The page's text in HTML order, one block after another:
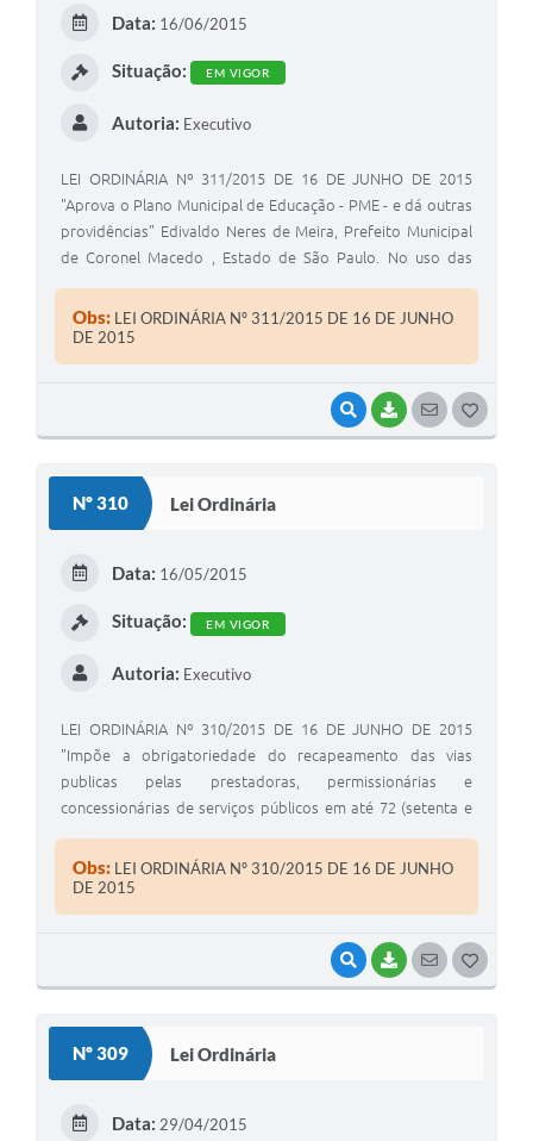
VISUALIZAR
BAIXARSEGUIR
Data: 16/06/2015
Situação: EM VIGOR
Autoria: Executivo
LEI ORDINÁRIA Nº 311/2015 DE 16 DE JUNHO DE 2015
"Aprova o Plano Municipal de Educação - PME - e dá outras
providências" Edivaldo Neres de Meira, Prefeito Municipal
de Coronel Macedo , Estado de São Paulo. No uso das
Obs: LEI ORDINÁRIA Nº 311/2015 DE 16 DE JUNHO
DE 2015
Nº 310 Lei Ordinária
VISUALIZAR
BAIXARSEGUIR
Data: 16/05/2015
Situação: EM VIGOR
Autoria: Executivo
LEI ORDINÁRIA Nº 310/2015 DE 16 DE JUNHO DE 2015
"Impõe a obrigatoriedade do recapeamento das vias
publicas pelas prestadoras, permissionárias e
concessionárias de serviços públicos em até 72 (setenta e
providências". Edivaldo Neres de Meira, Prefeito Municipal
de Coronel Macedo, Estado de São Paulo, usando de suas
atribuições legais
Obs: LEI ORDINÁRIA Nº 310/2015 DE 16 DE JUNHO
DE 2015
Nº 309 Lei Ordinária
Data: 29/04/2015